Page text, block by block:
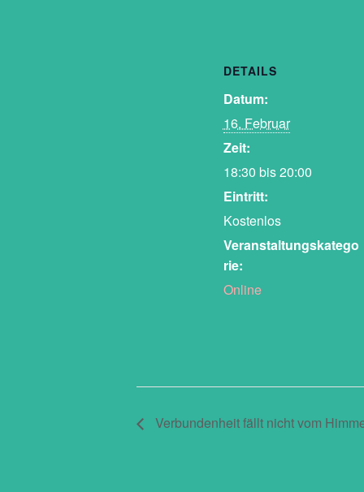
DETAILS
Datum:
16. Februar
Zeit:
18:30 bis 20:00
Eintritt:
Kostenlos
Veranstaltungskatego
rie:
Online
Verbundenheit fällt nicht vom